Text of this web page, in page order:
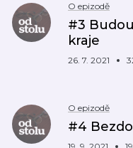
O epizodě
#3
kraje
26. 7. 2021
O epizodě
#4